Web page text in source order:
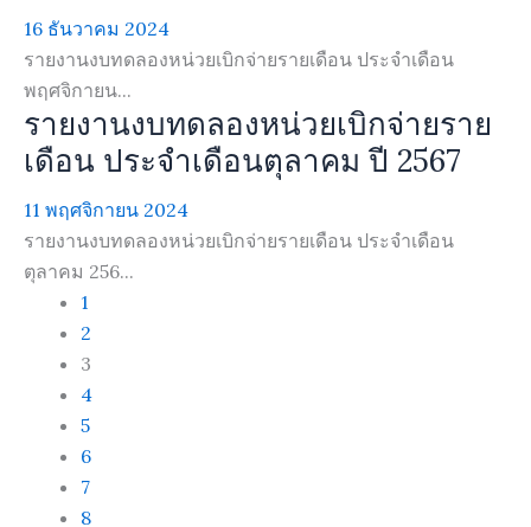
16 ธันวาคม 2024
รายงานงบทดลองหน่วยเบิกจ่ายรายเดือน ประจำเดือน
พฤศจิกายน...
รายงานงบทดลองหน่วยเบิกจ่ายราย
เดือน ประจำเดือนตุลาคม ปี 2567
11 พฤศจิกายน 2024
รายงานงบทดลองหน่วยเบิกจ่ายรายเดือน ประจำเดือน
ตุลาคม 256...
1
2
3
4
5
6
7
8